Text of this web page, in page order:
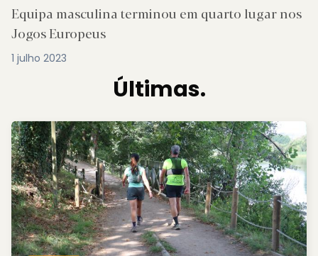
Equipa masculina terminou em quarto lugar nos
Jogos Europeus
1 julho 2023
Últimas.